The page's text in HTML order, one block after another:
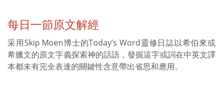
每日一節原文解經
采用Skip Moen博士的Today’s Word靈修日誌以希伯來或
希臘文的原文字義探索神的話語，發掘這字或詞在中英文譯
本都未有完全表達的關鍵性含意帶出省思和應用。